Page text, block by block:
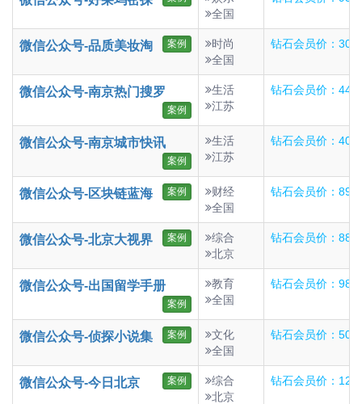
全国
微信公众号-品质美妆淘 案例
时尚
全国
钻石会员价：301
微信公众号-南京热门搜罗
案例
生活
江苏
钻石会员价：442
微信公众号-南京城市快讯
案例
生活
江苏
钻石会员价：402
微信公众号-区块链蓝海 案例
财经
全国
钻石会员价：
微信公众号-北京大视界 案例
综合
北京
钻石会员价：882
微信公众号-出国留学手册
案例
教育
全国
钻石会员价：98元
微信公众号-侦探小说集 案例
文化
全国
钻石会员价：506
微信公众号-今日北京 案例
综合
北京
钻石会员价：